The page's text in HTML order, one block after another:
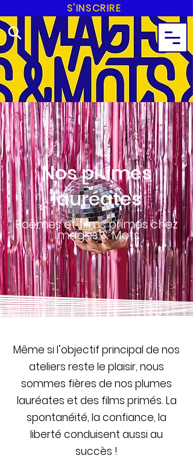
S'INSCRIRE
Nos plumes
lauréates
Poèmes et films primés chez
Images & Mots
Même si l’objectif principal de nos
ateliers reste le plaisir, nous
sommes fières de nos plumes
lauréates et des films primés. La
spontanéité, la confiance, la
liberté conduisent aussi au
succès !